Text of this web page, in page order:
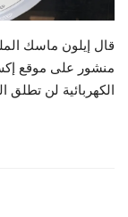
قال إيلون ماسك
منشور على موقع
الكهربائية لن تطلق